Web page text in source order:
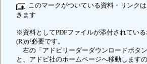
このマークがついている資料・リンク
きます
※資料としてPDFファイルが添付されている
(R)が必要です。
右の「アドビリーダーダウンロードボタ
と、アドビ社のホームページへ移動します